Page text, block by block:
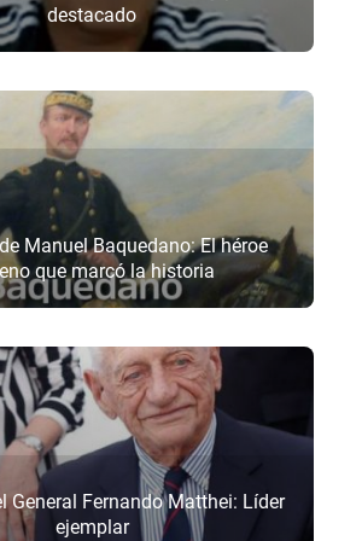
destacado
Manuel Baquedano: El héroe
que marcó la historia
General Fernando Matthei: Líder
ejemplar